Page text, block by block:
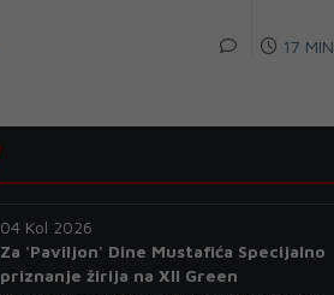
17 MIN
04 Kol 2026
Za 'Paviljon' Dine Mustafića Specijalno
priznanje žirija na XII Green